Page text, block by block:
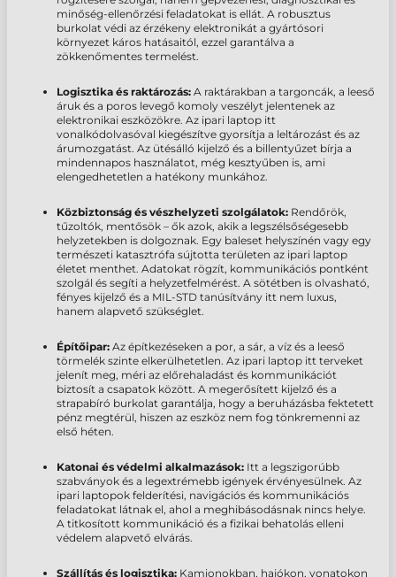
minőség-ellenőrzési feladatokat is ellát. A robusztus
burkolat védi az érzékeny elektronikát a gyártósori
környezet káros hatásaitól, ezzel garantálva a
zökkenőmentes termelést.
Logisztika és raktározás: A raktárakban a targoncák, a leeső
áruk és a poros levegő komoly veszélyt jelentenek az
elektronikai eszközökre. Az ipari laptop itt
vonalkódolvasóval kiegészítve gyorsítja a leltározást és az
árumozgatást. Az ütésálló kijelző és a billentyűzet bírja a
mindennapos használatot, még kesztyűben is, ami
elengedhetetlen a hatékony munkához.
Közbiztonság és vészhelyzeti szolgálatok: Rendőrök,
tűzoltók, mentősök – ők azok, akik a legszélsőségesebb
helyzetekben is dolgoznak. Egy baleset helyszínén vagy egy
természeti katasztrófa sújtotta területen az ipari laptop
életet menthet. Adatokat rögzít, kommunikációs pontként
szolgál és segíti a helyzetfelmérést. A sötétben is olvasható,
fényes kijelző és a MIL-STD tanúsítvány itt nem luxus,
hanem alapvető szükséglet.
Építőipar: Az építkezéseken a por, a sár, a víz és a leeső
törmelék szinte elkerülhetetlen. Az ipari laptop itt terveket
jelenít meg, méri az előrehaladást és kommunikációt
biztosít a csapatok között. A megerősített kijelző és a
strapabíró burkolat garantálja, hogy a beruházásba fektetett
pénz megtérül, hiszen az eszköz nem fog tönkremenni az
első héten.
Katonai és védelmi alkalmazások: Itt a legszigorúbb
szabványok és a legextrémebb igények érvényesülnek. Az
ipari laptopok felderítési, navigációs és kommunikációs
feladatokat látnak el, ahol a meghibásodásnak nincs helye.
A titkosított kommunikáció és a fizikai behatolás elleni
védelem alapvető elvárás.
Szállítás és logisztika: Kamionokban, hajókon, vonatokon